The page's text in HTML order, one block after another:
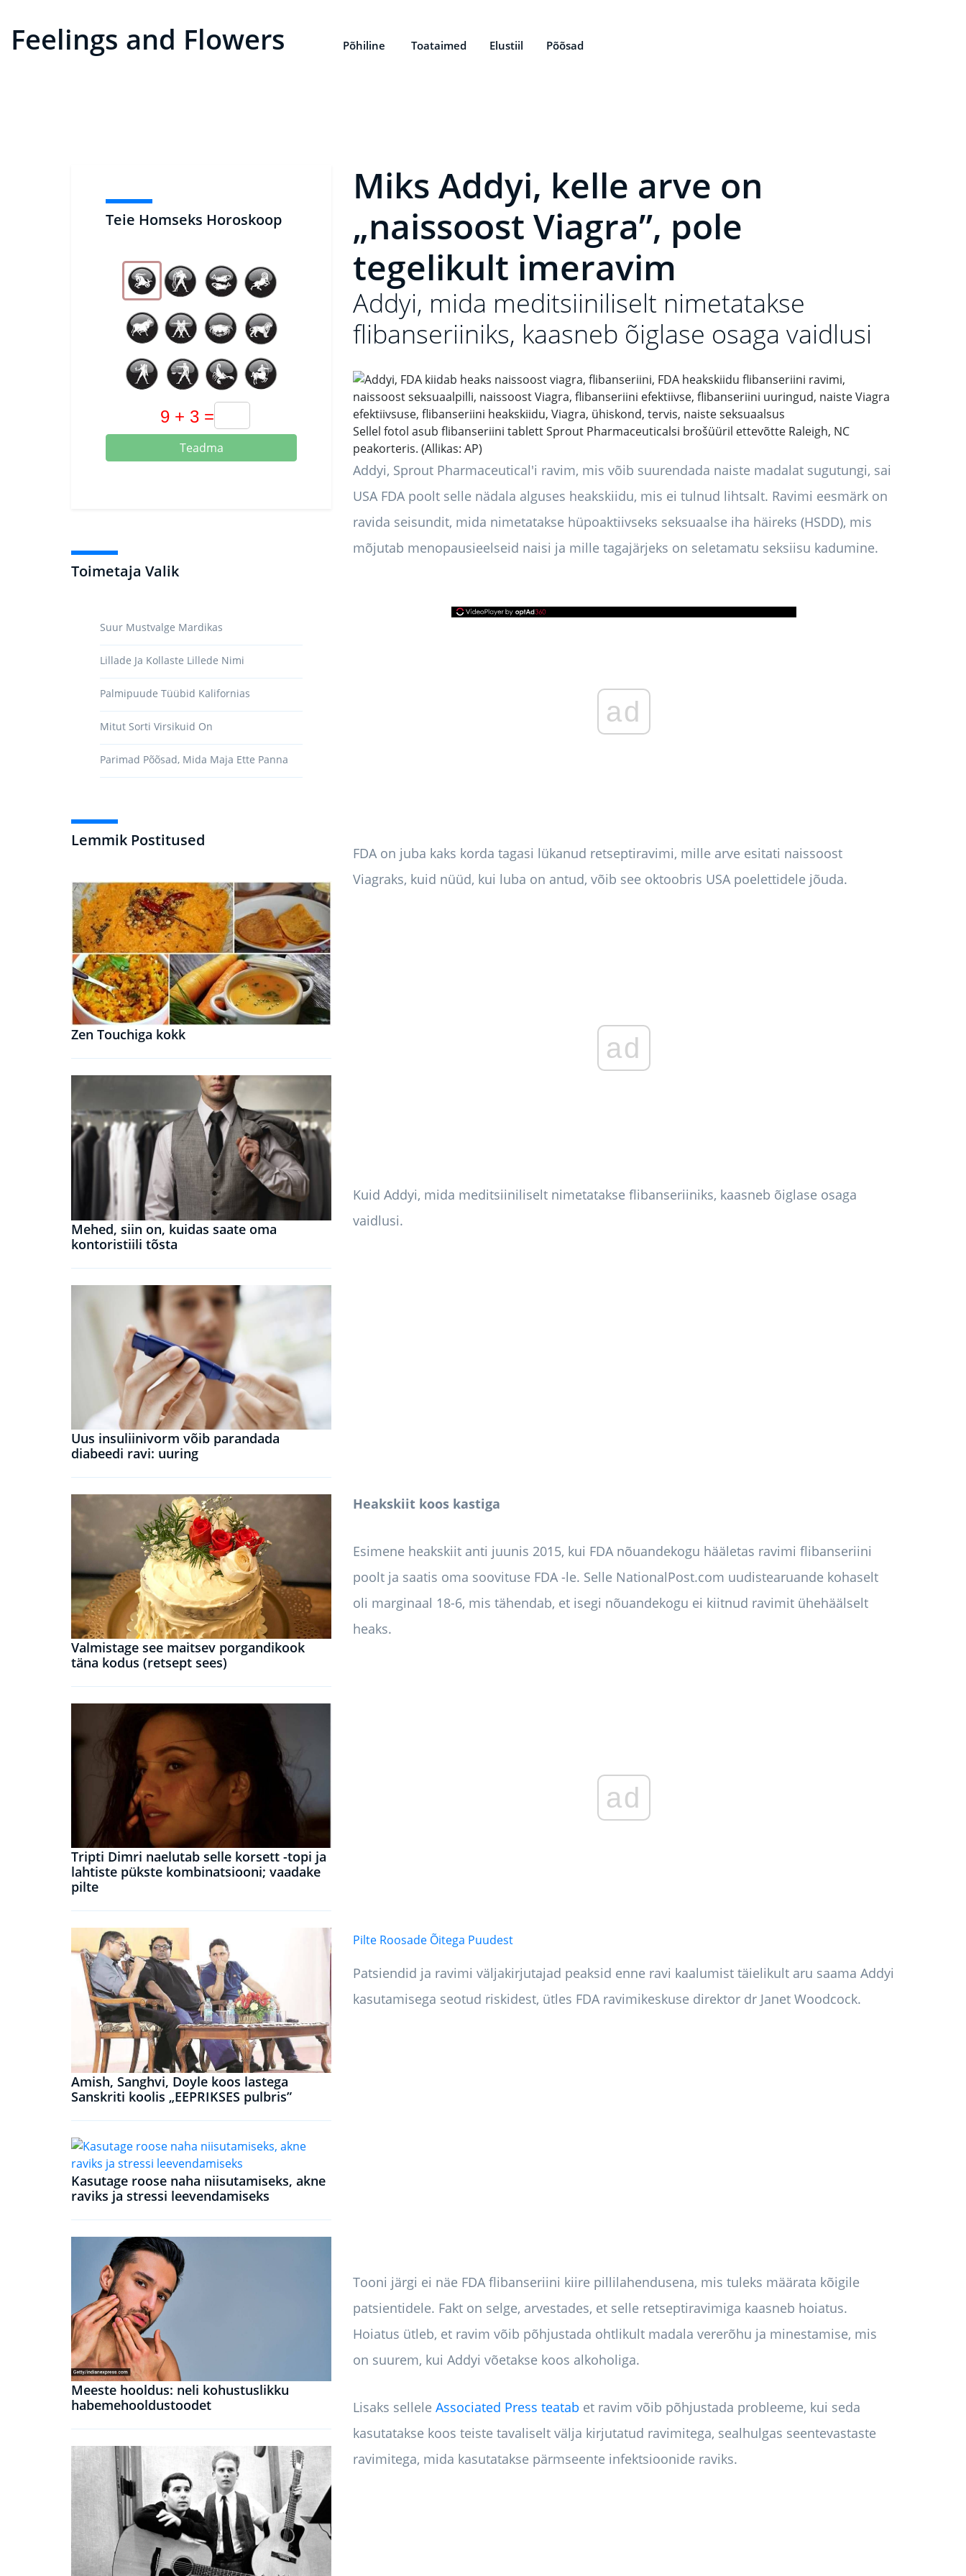
Feelings and Flowers Põhiline Toataimed Elustiil Põõsad
Teie Homseks Horoskoop
Teadma
Toimetaja Valik
Suur Mustvalge Mardikas
Lillade Ja Kollaste Lillede Nimi
Palmipuude Tüübid Kalifornias
Mitut Sorti Virsikuid On
Parimad Põõsad, Mida Maja Ette Panna
Lemmik Postitused
Zen Touchiga kokk
Mehed, siin on, kuidas saate oma
kontoristiili tõsta
Uus insuliinivorm võib parandada
diabeedi ravi: uuring
Valmistage see maitsev porgandikook
täna kodus (retsept sees)
Tripti Dimri naelutab selle korsett -topi ja
lahtiste pükste kombinatsiooni; vaadake
pilte
Amish, Sanghvi, Doyle koos lastega
Sanskriti koolis „EEPRIKSES pulbris”
Kasutage roose naha niisutamiseks, akne
raviks ja stressi leevendamiseks
Meeste hooldus: neli kohustuslikku
habemehooldustoodet
Miks Addyi, kelle arve on
„naissoost Viagra”, pole
tegelikult imeravim
Addyi, mida meditsiiniliselt nimetatakse
flibanseriiniks, kaasneb õiglase osaga vaidlusi
Sellel fotol asub flibanseriini tablett Sprout Pharmaceuticalsi brošüüril ettevõtte Raleigh, NC
peakorteris. (Allikas: AP)
Addyi, Sprout Pharmaceutical'i ravim, mis võib suurendada naiste madalat sugutungi, sai
USA FDA poolt selle nädala alguses heakskiidu, mis ei tulnud lihtsalt. Ravimi eesmärk on
ravida seisundit, mida nimetatakse hüpoaktiivseks seksuaalse iha häireks (HSDD), mis
mõjutab menopausieelseid naisi ja mille tagajärjeks on seletamatu seksiisu kadumine.
ad
FDA on juba kaks korda tagasi lükanud retseptiravimi, mille arve esitati naissoost
Viagraks, kuid nüüd, kui luba on antud, võib see oktoobris USA poelettidele jõuda.
ad
Kuid Addyi, mida meditsiiniliselt nimetatakse flibanseriiniks, kaasneb õiglase osaga
vaidlusi.
Heakskiit koos kastiga
Esimene heakskiit anti juunis 2015, kui FDA nõuandekogu hääletas ravimi flibanseriini
poolt ja saatis oma soovituse FDA -le. Selle NationalPost.com uudistearuande kohaselt
oli marginaal 18-6, mis tähendab, et isegi nõuandekogu ei kiitnud ravimit ühehäälselt
heaks.
ad
Pilte Roosade Õitega Puudest
Patsiendid ja ravimi väljakirjutajad peaksid enne ravi kaalumist täielikult aru saama Addyi
kasutamisega seotud riskidest, ütles FDA ravimikeskuse direktor dr Janet Woodcock.
Tooni järgi ei näe FDA flibanseriini kiire pillilahendusena, mis tuleks määrata kõigile
patsientidele. Fakt on selge, arvestades, et selle retseptiravimiga kaasneb hoiatus.
Hoiatus ütleb, et ravim võib põhjustada ohtlikult madala vererõhu ja minestamise, mis
on suurem, kui Addyi võetakse koos alkoholiga.
Lisaks sellele Associated Press teatab et ravim võib põhjustada probleeme, kui seda
kasutatakse koos teiste tavaliselt välja kirjutatud ravimitega, sealhulgas seentevastaste
ravimitega, mida kasutatakse pärmseente infektsioonide raviks.